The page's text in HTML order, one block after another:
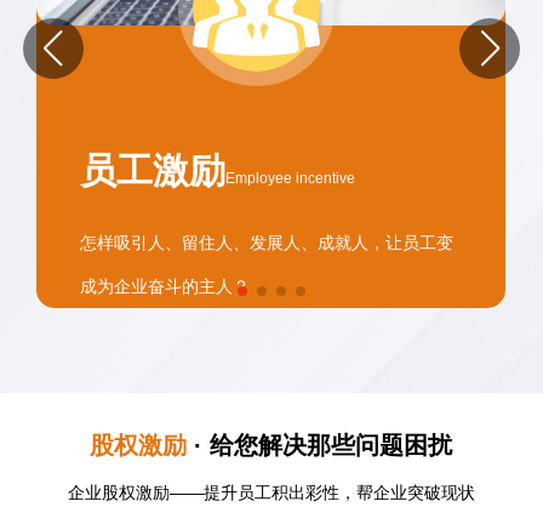
员工激励Employee incentive
怎样吸引人、留住人、发展人、成就人，让员工变
成为企业奋斗的主人？
股权激励 · 给您解决那些问题困扰
企业股权激励——提升员工积出彩性，帮企业突破现状